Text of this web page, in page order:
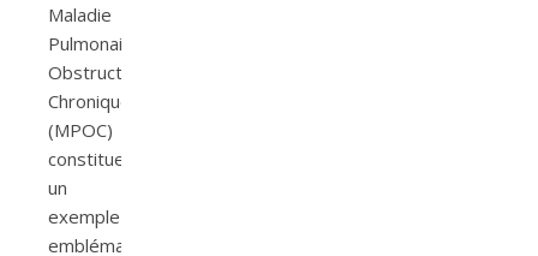
Maladie
Pulmonaire
Obstructive
Chronique
(MPOC)
constitue
un
exemple
emblématique.